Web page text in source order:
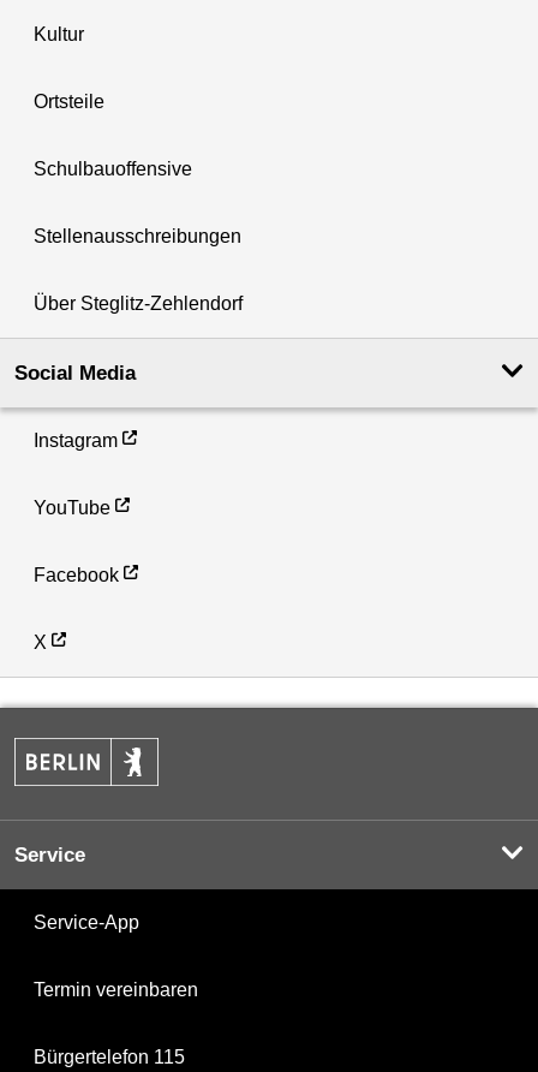
Kultur
Ortsteile
Schulbauoffensive
Stellenausschreibungen
Über Steglitz-Zehlendorf
Social Media
Instagram
YouTube
Facebook
X
Service
Service-App
Termin vereinbaren
Bürgertelefon 115